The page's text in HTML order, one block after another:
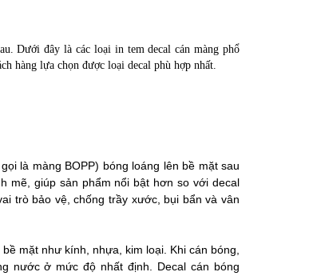
Dưới đây là các loại in tem decal cán màng phổ
hàng lựa chọn được loại decal phù hợp nhất.
là màng BOPP) bóng loáng lên bề mặt sau
mẽ, giúp sản phẩm nổi bật hơn so với decal
trò bảo vệ, chống trầy xước, bụi bẩn và vân
mặt như kính, nhựa, kim loại. Khi cán bóng,
nước ở mức độ nhất định. Decal cán bóng